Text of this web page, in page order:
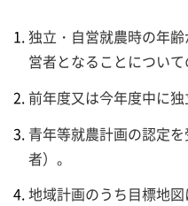
独立・自営就農時の年
営者となることについ
前年度又は今年度中に独
青年等就農計画の認定
者）。
地域計画のうち目標地